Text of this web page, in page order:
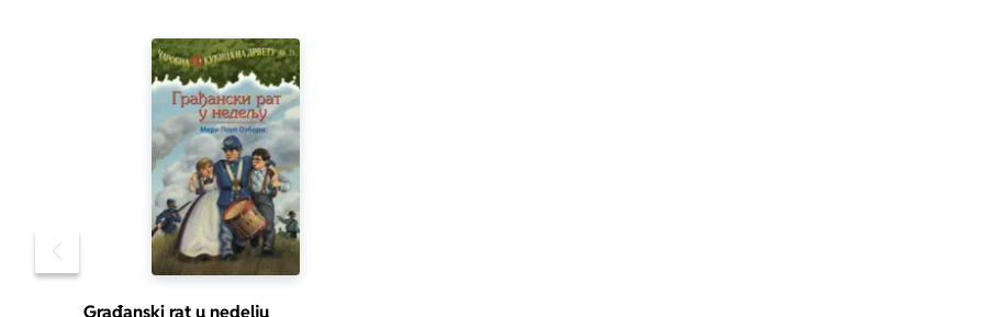
Pomeranje sadržaja slajdera u levo
Građanski rat u nedelju